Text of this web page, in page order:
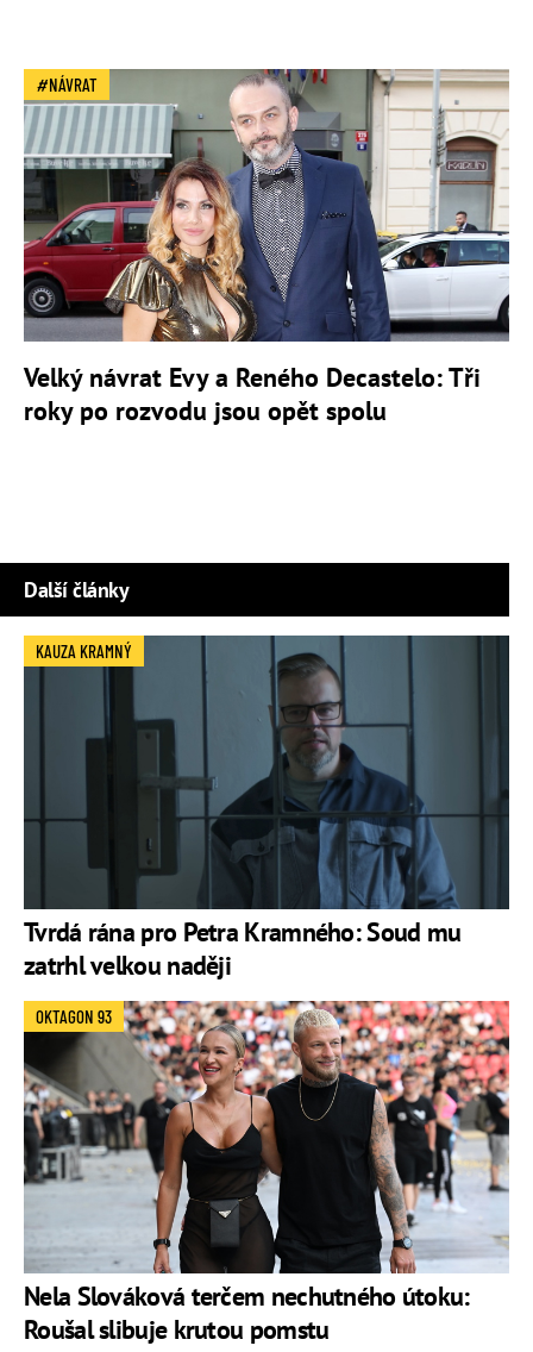
NÁVRAT
Velký návrat Evy a Reného Decastelo: Tři
roky po rozvodu jsou opět spolu
Další články
Tvrdá rána pro Petra Kramného: Soud mu
zatrhl velkou naději
KAUZA KRAMNÝ
Nela Slováková terčem nechutného útoku:
Roušal slibuje krutou pomstu
OKTAGON 93